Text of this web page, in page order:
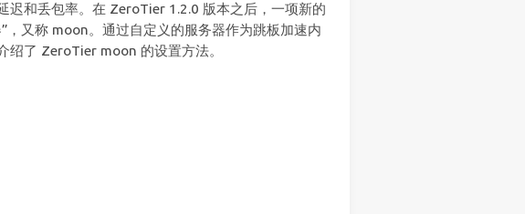
迟和丢包率。在 ZeroTier 1.2.0 版本之后，一项新的
，又称 moon。通过自定义的服务器作为跳板加速内
绍了 ZeroTier moon 的设置方法。